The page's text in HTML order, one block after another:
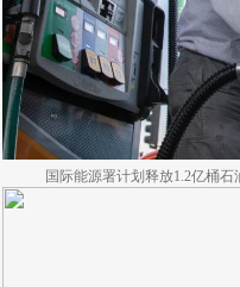
国际能源署计划释放1.2亿桶